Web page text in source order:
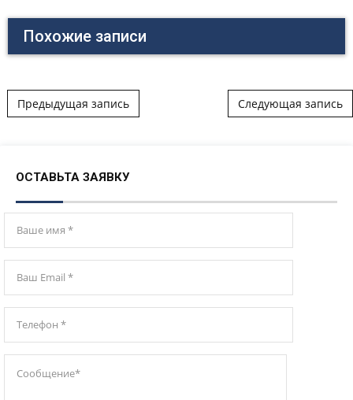
Похожие записи
Post navigation
Предыдущая запись Следующая запись
ОСТАВЬТА ЗАЯВКУ